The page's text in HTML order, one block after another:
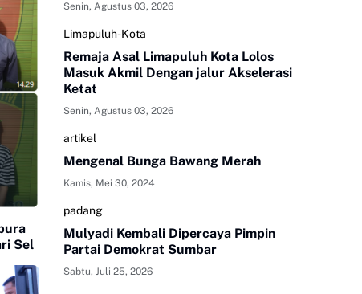
Sel
Senin, Agustus 03, 2026
Limapuluh-Kota
Remaja Asal Limapuluh Kota Lolos
Masuk Akmil Dengan jalur Akselerasi
Ketat
Senin, Agustus 03, 2026
artikel
Mengenal Bunga Bawang Merah
Kamis, Mei 30, 2024
padang
Mulyadi Kembali Dipercaya Pimpin
Partai Demokrat Sumbar
Sabtu, Juli 25, 2026